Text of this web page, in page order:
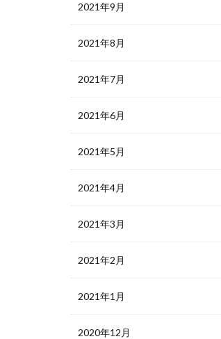
2021年9月
2021年8月
2021年7月
2021年6月
2021年5月
2021年4月
2021年3月
2021年2月
2021年1月
2020年12月